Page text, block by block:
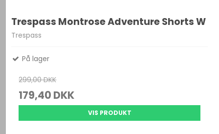
Trespass Montrose Adventure Shorts W
Trespass
På lager
299,00 DKK
179,40 DKK
VIS PRODUKT